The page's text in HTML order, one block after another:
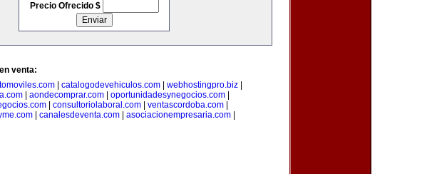
Precio Ofrecido $
venta:
catalogodevehiculos.com webhostingpro.biz
aondecomprar.com oportunidadesynegocios.com
| consultoriolaboral.com| ventascordoba.com|
| canalesdeventa.com| asociacionempresaria.com|